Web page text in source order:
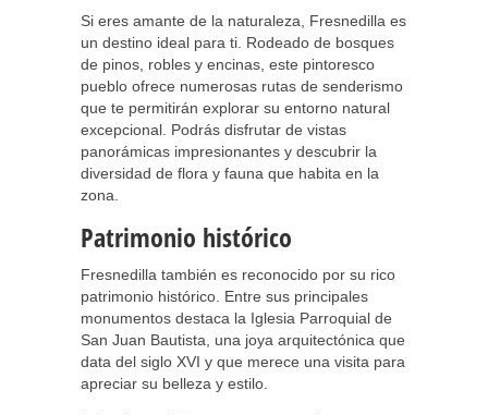
Si eres amante de la naturaleza, Fresnedilla es
un destino ideal para ti. Rodeado de bosques
de pinos, robles y encinas, este pintoresco
pueblo ofrece numerosas rutas de senderismo
que te permitirán explorar su entorno natural
excepcional. Podrás disfrutar de vistas
panorámicas impresionantes y descubrir la
diversidad de flora y fauna que habita en la
zona.
Patrimonio histórico
Fresnedilla también es reconocido por su rico
patrimonio histórico. Entre sus principales
monumentos destaca la Iglesia Parroquial de
San Juan Bautista, una joya arquitectónica que
data del siglo XVI y que merece una visita para
apreciar su belleza y estilo.